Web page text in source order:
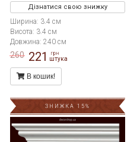
Дізнатися свою знижку
Ширина: 3.4 см
Висота: 3.4 см
Довжина: 240 см
260 221 грн
штука
В кошик!
ЗНИЖКА 15%